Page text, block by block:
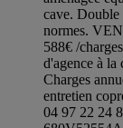
cave. Double
normes.
588€ /
d'agence à la
Charges
entretien
04 97 22 24